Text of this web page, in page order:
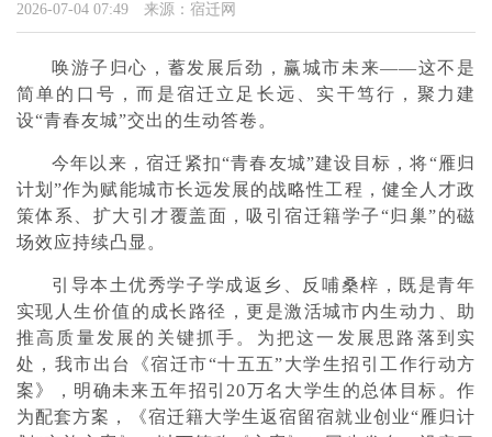
2026-07-04 07:49 来源：宿迁网
唤游子归心，蓄发展后劲，赢城市未来——这不是
简单的口号，而是宿迁立足长远、实干笃行，聚力建
设“青春友城”交出的生动答卷。
今年以来，宿迁紧扣“青春友城”建设目标，将“雁归
计划”作为赋能城市长远发展的战略性工程，健全人才政
策体系、扩大引才覆盖面，吸引宿迁籍学子“归巢”的磁
场效应持续凸显。
引导本土优秀学子学成返乡、反哺桑梓，既是青年
实现人生价值的成长路径，更是激活城市内生动力、助
推高质量发展的关键抓手。为把这一发展思路落到实
处，我市出台《宿迁市“十五五”大学生招引工作行动方
案》，明确未来五年招引20万名大学生的总体目标。作
为配套方案，《宿迁籍大学生返宿留宿就业创业“雁归计